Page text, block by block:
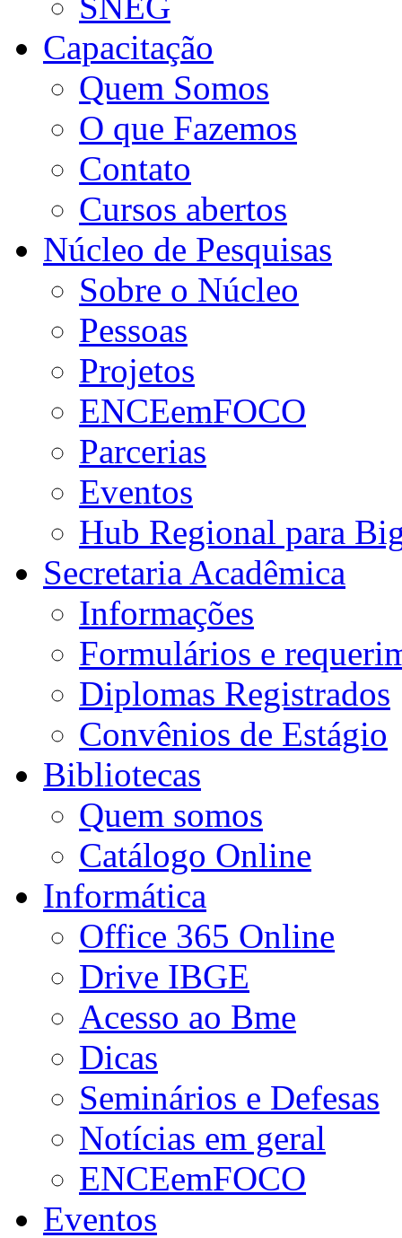
Capacitação
Quem Somos
O que Fazemos
Contato
Cursos abertos
Núcleo de Pesquisas
Sobre o Núcleo
Pessoas
Projetos
ENCEemFOCO
Parcerias
Eventos
Hub Regional para
Secretaria Acadêmica
Informações
Formulários e
Diplomas Registrados
Convênios de Estágio
Bibliotecas
Quem somos
Catálogo Online
Informática
Office 365 Online
Drive IBGE
Acesso ao Bme
Dicas
Seminários e Defesas
Notícias em geral
ENCEemFOCO
Eventos